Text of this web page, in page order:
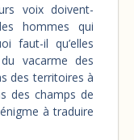
voix doivent-
hommes qui
faut-il qu’elles
vacarme des
des territoires à
des champs de
à traduire